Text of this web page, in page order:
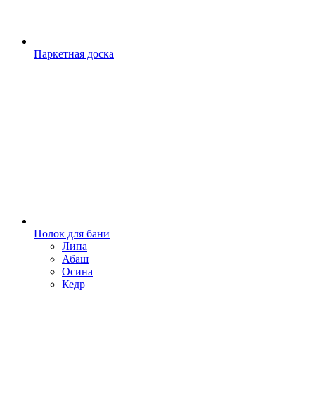
Паркетная доска
Полок для бани
Липа
Абаш
Осина
Кедр